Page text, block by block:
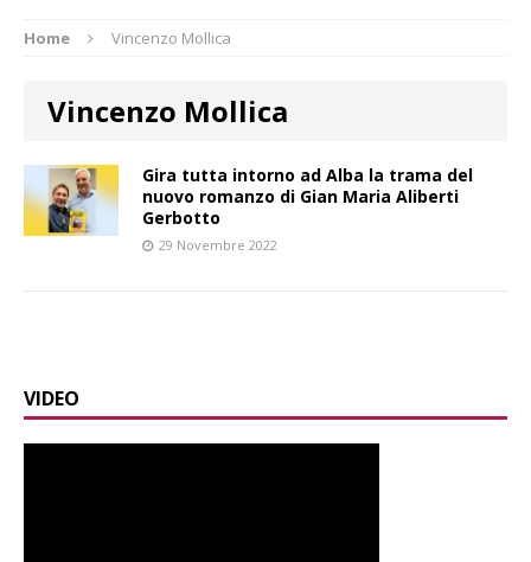
Home Vincenzo Mollica
Vincenzo Mollica
Gira tutta intorno ad Alba la trama del
nuovo romanzo di Gian Maria Aliberti
Gerbotto
29 Novembre 2022
VIDEO